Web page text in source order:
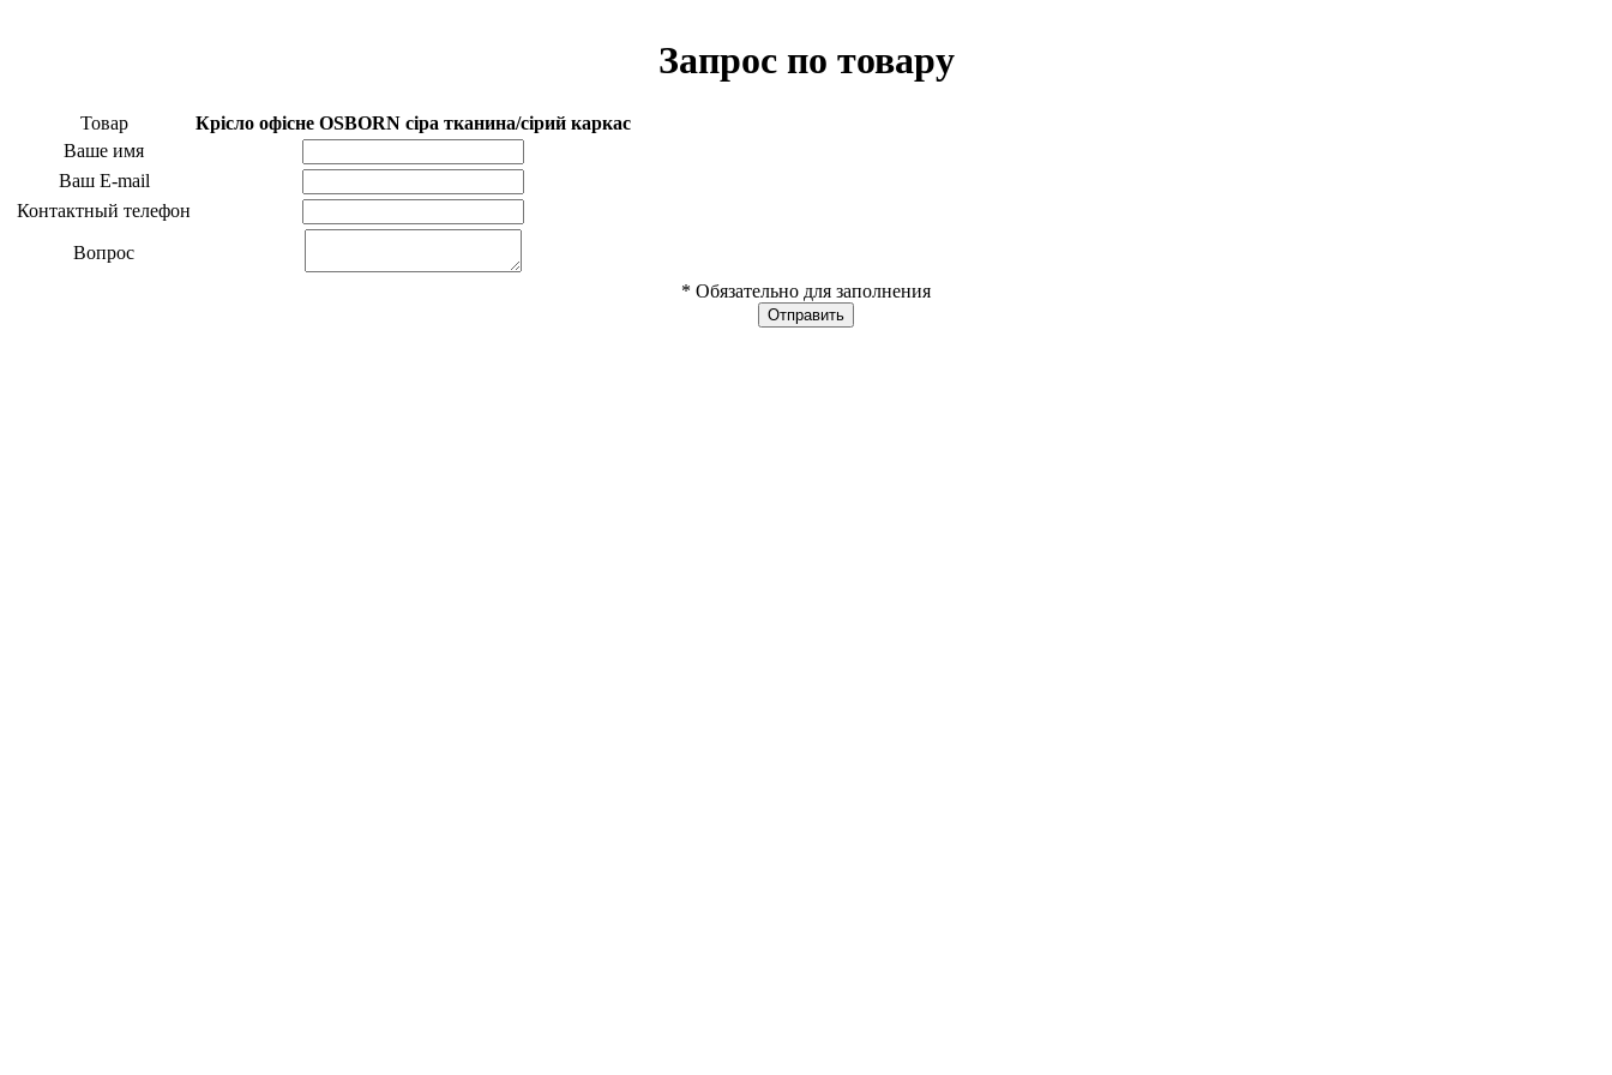
Запрос по товару
Товар
Крісло офісне OSBORN сіра тканина/сірий каркас
Ваше имя
Ваш E-mail
Контактный телефон
Вопрос
* Обязательно для заполнения
Отправить